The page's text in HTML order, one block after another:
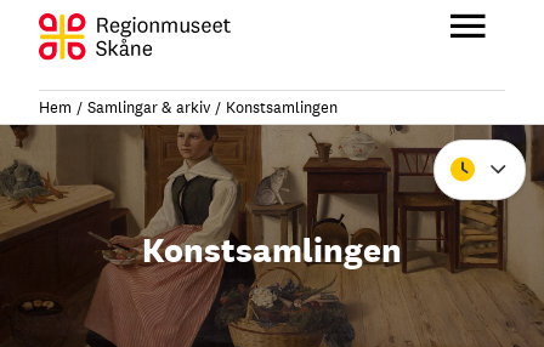
Hoppa
innehåll
Stäng
Hem Samlingar & arkiv Konstsamlingen
Konstsamlingen